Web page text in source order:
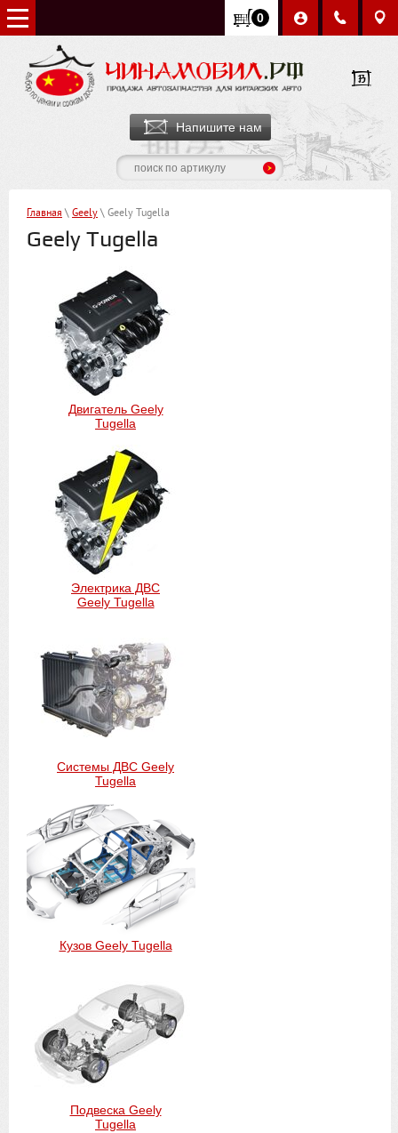
0
Напишите нам
Главная \ Geely \ Geely Tugella
Geely Tugella
Двигатель Geely
Tugella
Электрика ДВС
Geely Tugella
Системы ДВС Geely
Tugella
Кузов Geely Tugella
Подвеска Geely
Tugella